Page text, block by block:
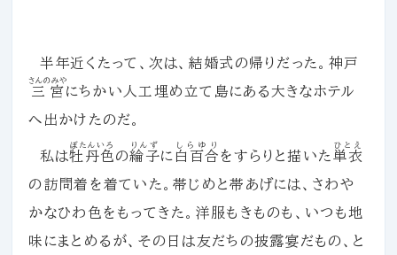
半年近くたって、次は、結婚式の帰りだった。神戸
三宮
さんのみや
にちかい人工埋め立て島にある大きなホテル
へ出かけたのだ。
私は牡丹色
ぼたんいろ
の綸子
りんず
に 白百合
しらゆり
をすらりと描いた 単衣
ひとえ
の訪問着を着ていた。帯じめと帯あげには、さわや
かなひわ色をもってきた。洋服もきものも、いつも地
味にまとめるが、その日は友だちの披露宴だもの、と